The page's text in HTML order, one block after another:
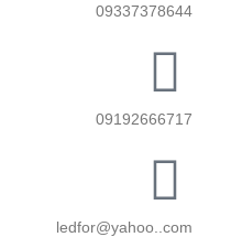
09337378644
09192666717
ledfor@yahoo..com